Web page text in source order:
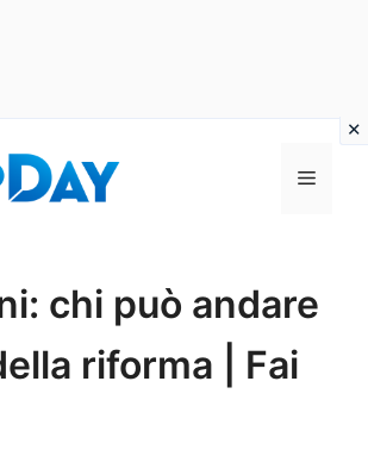
Menu
chi può andare
riforma | Fai